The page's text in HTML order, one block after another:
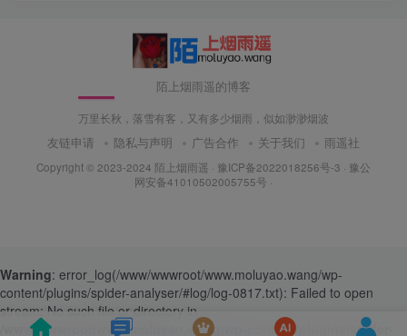
陌上烟雨遥的博客
万里长秋，落雪有客，又有多少烟雨，似如渺渺烟波
友链申请 隐私与声明 广告合作 关于我们 雨遥社
Copyright © 2023-2024 陌上烟雨遥 · 豫ICP备2022018256号-3 · 豫公
网安备41010502005755号 ·
Warning: error_log(/www/wwwroot/www.moluyao.wang/wp-
content/plugins/spider-analyser/#log/log-0817.txt): Failed to open
stream: No such file or directory in
/www/wwwroot/www.moluyao.wang/wp-content/plugins/spider-